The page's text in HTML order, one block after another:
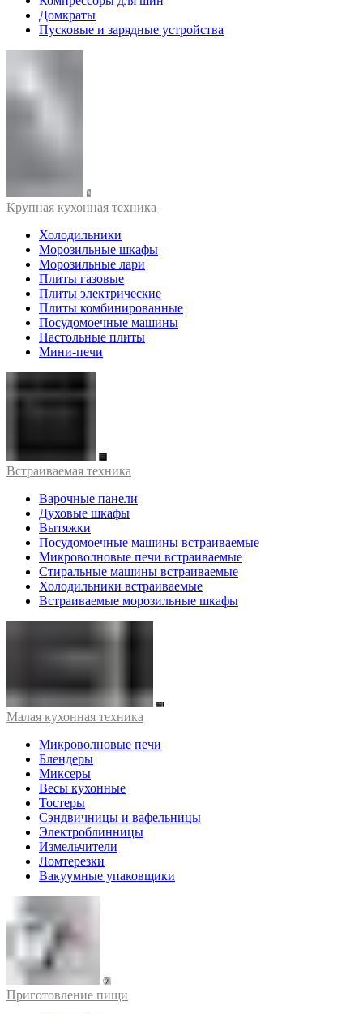
Домкраты
Пусковые и зарядные устройства
Крупная кухонная техника
Холодильники
Морозильные шкафы
Морозильные лари
Плиты газовые
Плиты электрические
Плиты комбинированные
Посудомоечные машины
Настольные плиты
Мини-печи
Встраиваемая техника
Варочные панели
Духовые шкафы
Вытяжки
Посудомоечные машины встраиваемые
Микроволновые печи встраиваемые
Стиральные машины встраиваемые
Холодильники встраиваемые
Встраиваемые морозильные шкафы
Малая кухонная техника
Микроволновые печи
Блендеры
Миксеры
Весы кухонные
Тостеры
Сэндвичницы и вафельницы
Электроблинницы
Измельчители
Ломтерезки
Вакуумные упаковщики
Приготовление пищи